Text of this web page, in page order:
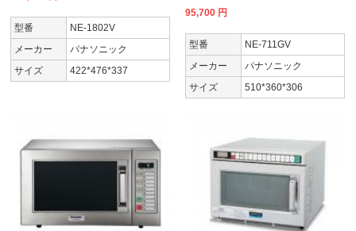
型番
NE-1802V
メーカー
パナソニック
サイズ
422*476*337
95,700 円
型番
NE-711GV
メーカー
パナソニック
サイズ
510*360*306